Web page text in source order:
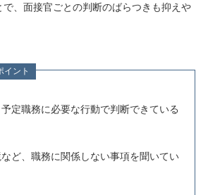
、面接官ごとの判断のばらつきも抑えや
イント
定職務に必要な行動で判断できている
ど、職務に関係しない事項を聞いてい